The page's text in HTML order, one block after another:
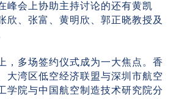
峰会上协助主持讨论的还有黄凯
欣、张富、黄明欣、郭正晓教授及
，多场签约仪式成为一大焦点。香
大湾区低空经济联盟与深圳市航空
学院与中国航空制造技术研究院分